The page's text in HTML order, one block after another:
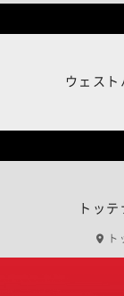
ウェスト
トッテ
ト